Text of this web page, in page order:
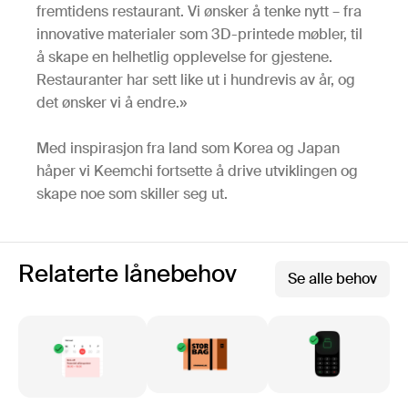
fremtidens restaurant. Vi ønsker å tenke nytt – fra
innovative materialer som 3D-printede møbler, til
å skape en helhetlig opplevelse for gjestene.
Restauranter har sett like ut i hundrevis av år, og
det ønsker vi å endre.»
Med inspirasjon fra land som Korea og Japan
håper vi Keemchi fortsette å drive utviklingen og
skape noe som skiller seg ut.
Relaterte lånebehov Se alle behov